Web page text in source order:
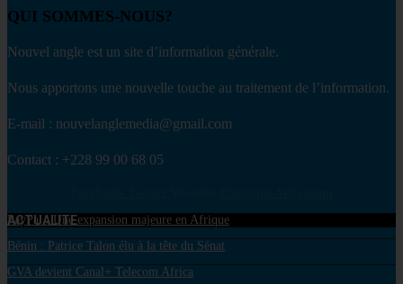
QUI SOMMES-NOUS?
Nouvel angle est un site d’information générale.
Nous apportons une nouvelle touche au traitement de l’information.
E-mail : nouvelanglemedia@gmail.com
Contact : +228 99 00 68 05
ACTUALITE
PayPal : Une expansion majeure en Afrique
Bénin : Patrice Talon élu à la tête du Sénat
GVA devient Canal+ Telecom Africa